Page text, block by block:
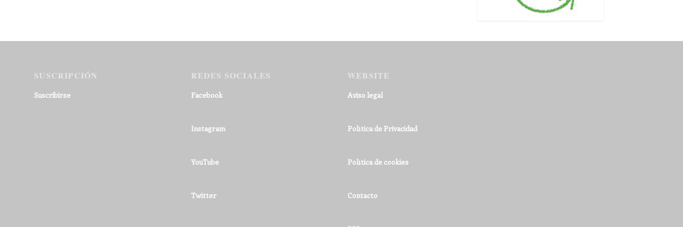
SUSCRIPCIÓN
Suscribirse
REDES SOCIALES
Facebook
Instagram
YouTube
Twitter
WEBSITE
Aviso legal
Política de Privacidad
Política de cookies
Contacto